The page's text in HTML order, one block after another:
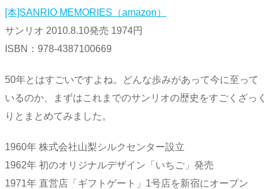
[本]SANRIO MEMORIES（amazon）
サンリオ 2010.8.10発売 1974円
ISBN：978-4387100669
50年とはすごいですよね。どんな歩みがあって今に至って
いるのか、まずはこれまでのサンリオの歴史をすごくざっく
りとまとめてみました。
1960年 株式会社山梨シルクセンター設立
1962年 初のオリジナルデザイン「いちご」発売
1971年 直営店「ギフトゲート」1号店を新宿にオープン